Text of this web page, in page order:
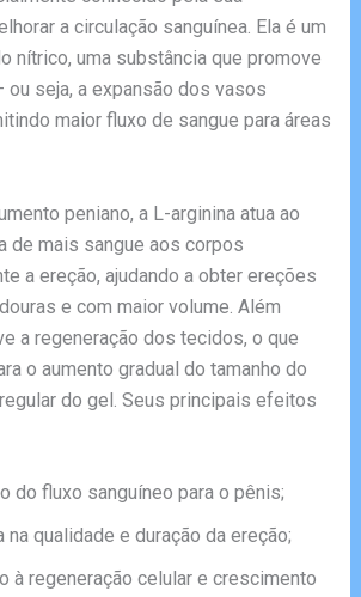
a circulação sanguínea. Ela é um
nítrico, uma substância que promove
seja, a expansão dos vasos
maior fluxo de sangue para áreas
peniano, a L-arginina atua ao
de mais sangue aos corpos
a ereção, ajudando a obter ereções
e com maior volume. Além
a regeneração dos tecidos, o que
o aumento gradual do tamanho do
do gel. Seus principais efeitos
do fluxo sanguíneo para o pênis;
na qualidade e duração da ereção;
à regeneração celular e crescimento